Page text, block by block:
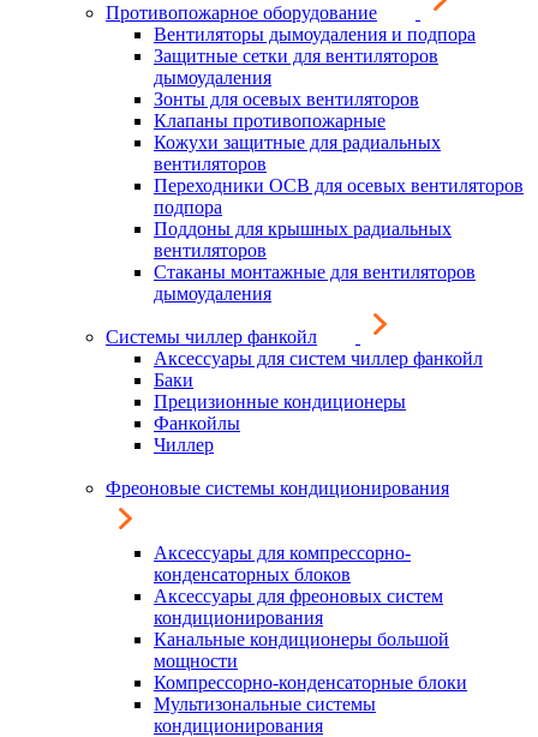
Противопожарное оборудование
Вентиляторы дымоудаления и подпора
Защитные сетки для вентиляторов
дымоудаления
Зонты для осевых вентиляторов
Клапаны противопожарные
Кожухи защитные для радиальных
вентиляторов
Переходники ОСВ для осевых вентиляторов
подпора
Поддоны для крышных радиальных
вентиляторов
Стаканы монтажные для вентиляторов
дымоудаления
Системы чиллер фанкойл
Аксессуары для систем чиллер фанкойл
Баки
Прецизионные кондиционеры
Фанкойлы
Чиллер
Фреоновые системы кондиционирования
Аксессуары для компрессорно-
конденсаторных блоков
Аксессуары для фреоновых систем
кондиционирования
Канальные кондиционеры большой
мощности
Компрессорно-конденсаторные блоки
Мультизональные системы
кондиционирования